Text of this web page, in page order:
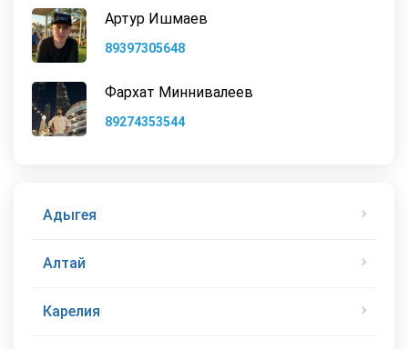
Артур Ишмаев
89397305648
Фархат Миннивалеев
89274353544
Адыгея
Алтай
Карелия